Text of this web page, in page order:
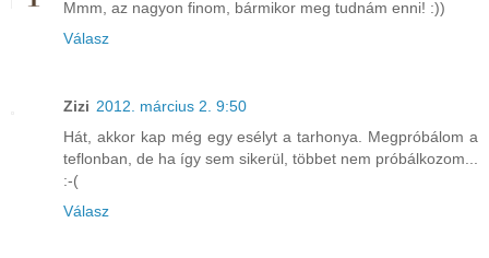
Mmm, az nagyon finom, bármikor meg tudnám enni! :))
Válasz
Zizi 2012. március 2. 9:50
Hát, akkor kap még egy esélyt a tarhonya. Megpróbálom a
teflonban, de ha így sem sikerül, többet nem próbálkozom...
:-(
Válasz